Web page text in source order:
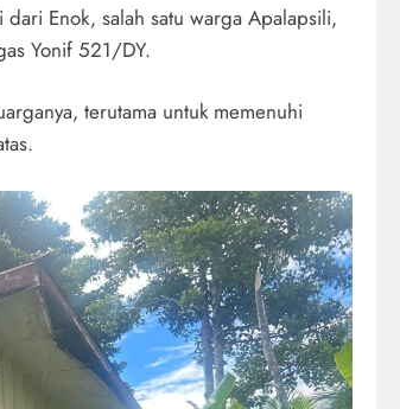
Enok, salah satu warga Apalapsili,
Yonif 521/DY.
terutama untuk memenuhi